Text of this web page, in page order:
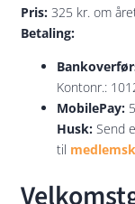
Pris: 325 kr. om
Betaling:
Kontonr.:
MobilePay:
Husk: Send
til